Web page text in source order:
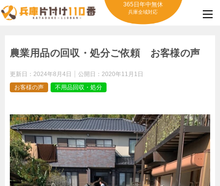
365日年中無休
兵庫全域対応
農業用品の回収・処分ご依頼 お客様の声
更新日： 2024年8月4日 公開日： 2020年11月1日
お客様の声
不用品回収・処分